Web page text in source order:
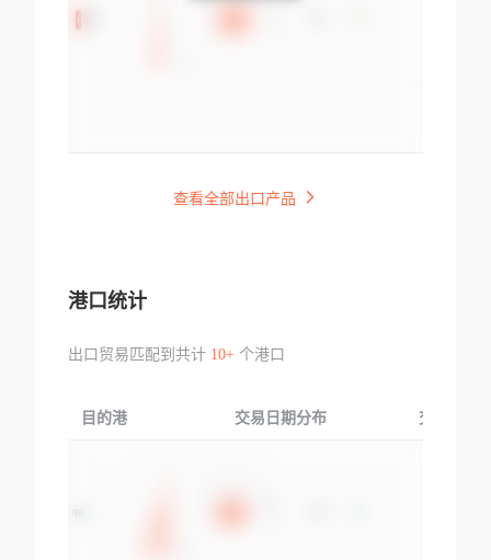
查看全部出口产品
港口统计
出口贸易匹配到共计 10+个港口
目的港 交易日期分布 交易产品